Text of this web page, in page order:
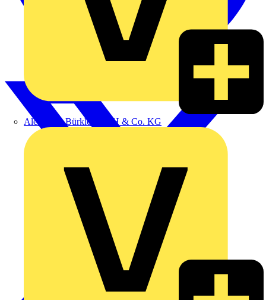
Alexander Bürkle GmbH & Co. KG